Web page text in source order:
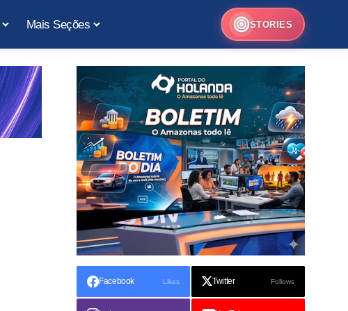
Mais Seções STORIES
Facebook Likes Twitter Follows